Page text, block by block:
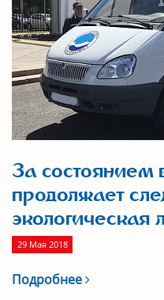
За состоянием
продолжает
экологическая
29 Мая 2018
Подробнее